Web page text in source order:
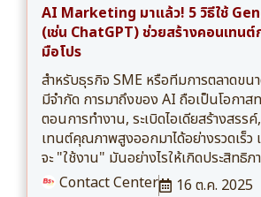
AI Marketing มาแล้ว! 5 วิธีใช้
(เช่น ChatGPT) ช่วยสร้างคอนเทน
มือโปร
สำหรับธุรกิจ SME หรือทีมการตลาดขน
มีจำกัด การมาถึงของ AI ถือเป็นโอกาส
ตอนการทำงาน, ระเบิดไอเดียสร้างสรร
เทนต์คุณภาพสูงออกมาได้อย่างรวดเร็ว
จะ "ใช้งาน" มันอย่างไรให้เกิดประสิทธิ
Contact Center
16 ต.ค. 2025